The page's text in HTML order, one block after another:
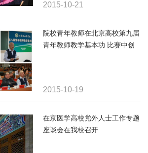
2015-10-21
院校青年教师在北京高校第九届
青年教师教学基本功 比赛中创
2015-10-19
在京医学高校党外人士工作专题
座谈会在我校召开